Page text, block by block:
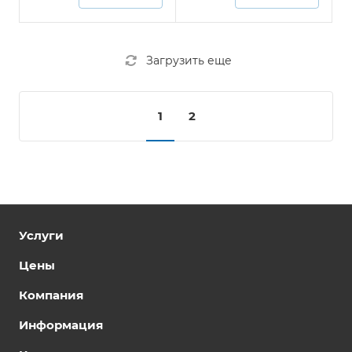
Загрузить еще
1 2
Услуги
Цены
Компания
Информация